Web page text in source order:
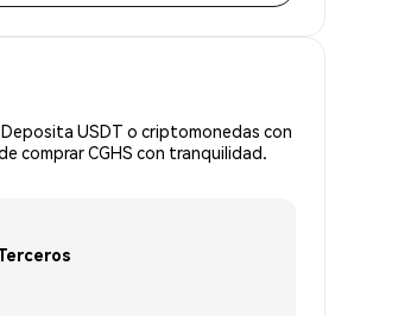
USDT o criptomonedas con
comprar CGHS con tranquilidad.